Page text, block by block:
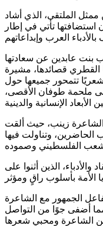
ممثل الملتقى، الذي أشاد
استضافتها تأتي في إطار
بنت عابدين عن سعادتها
القطري قصائدها، مشيرة
“الطوفان” يضم 41 نصًا شعريًا تتمحور جميعها حول
ملحمة طوفان الأقصى،
زينب، حيث ألقت
وتناولت فيها
الذين أثنوا على
الجمهور مع الشاعرة
أضفى جوًا من التواصل